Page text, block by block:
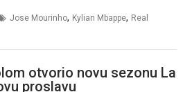
Jose Mourinho, Kylian Mbappe, Real
otvorio novu sezonu La
proslavu